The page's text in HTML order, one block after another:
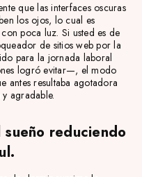
que las interfaces oscuras
los ojos, lo cual es
poca luz. Si usted es de
de sitios web por la
para la jornada laboral
logró evitar—, el modo
antes resultaba agotadora
agradable.
reduciendo